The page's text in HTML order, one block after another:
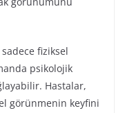
fiziksel
psikolojik
Hastalar,
görünmenin keyfini